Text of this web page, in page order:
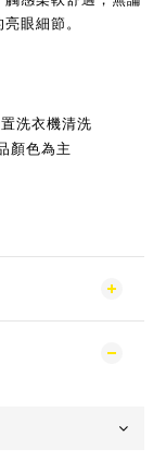
眼細節。
洗衣機清洗
顏色為主